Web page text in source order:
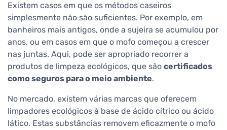
Existem casos em que os métodos caseiros
simplesmente não são suficientes. Por exemplo, em
banheiros mais antigos, onde a sujeira se acumulou por
anos, ou em casos em que o mofo começou a crescer
nas juntas. Aqui, pode ser apropriado recorrer a
produtos de limpeza ecológicos, que são certificados
como seguros para o meio ambiente.
No mercado, existem várias marcas que oferecem
limpadores ecológicos à base de ácido cítrico ou ácido
lático. Estas substâncias removem eficazmente o mofo